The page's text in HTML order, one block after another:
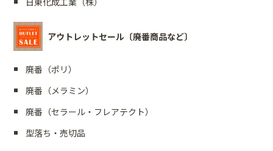
アウトレットセール〔廃番商品など〕
廃番（ポリ）
廃番（メラミン）
廃番（セラール・フレアテクト）
型落ち・売切品